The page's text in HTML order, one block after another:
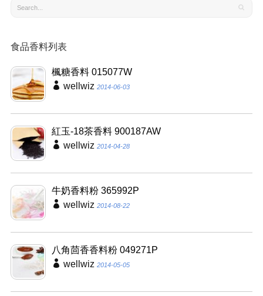
食品香料列表
楓糖香料 015077W
wellwiz 2014-06-03
紅玉-18茶香料 900187AW
wellwiz 2014-04-28
牛奶香料粉 365992P
wellwiz 2014-08-22
八角茴香香料粉 049271P
wellwiz 2014-05-05